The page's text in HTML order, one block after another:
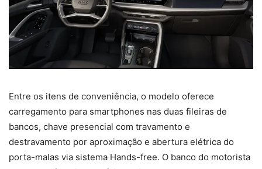
Entre os itens de conveniência, o modelo oferece
carregamento para smartphones nas duas fileiras de
bancos, chave presencial com travamento e
destravamento por aproximação e abertura elétrica do
porta-malas via sistema Hands-free. O banco do motorista